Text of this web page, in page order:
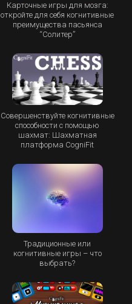
Карточные игры для мозга:
откройте для себя когнитивные
преимущества пасьянса
“Cолитер”
Совершенствуйте когнитивные
способности с помощью
шахмат: Шахматная
платформа CogniFit
Традиционные или
когнитивные игры – что
выбрать?